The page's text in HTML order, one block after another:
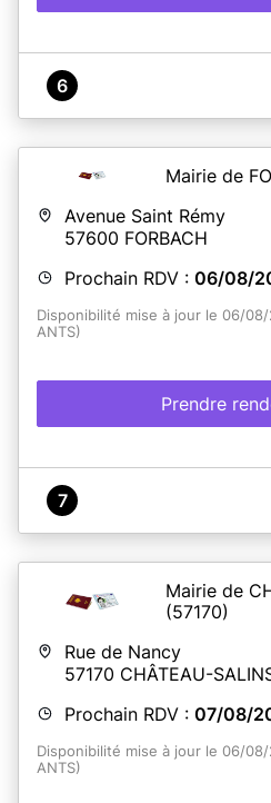
6
Mairie de
Avenue Saint Rémy
57600 FORBACH
Prochain RDV : 06/08/
Disponibilité mise à jour le 06/
ANTS)
Prendre
7
Mairie de
(57170)
Rue de Nancy
57170 CHÂTEAU-
Prochain RDV : 07/08/
Disponibilité mise à jour le 06/
ANTS)